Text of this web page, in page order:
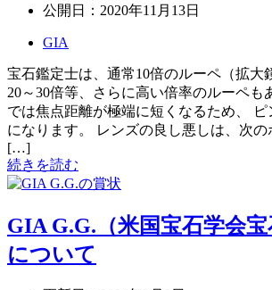
公開日： 2020年11月13日
GIA
宝石鑑定士は、通常10倍のルーペ（拡大
20～30倍等、さらに高い倍率のルーペも
では焦点距離が極端に短くなるため、
になります。 レンズの良し悪しは、次の
[…]
続きを読む
GIA G.G.（米国宝石学会宝
について